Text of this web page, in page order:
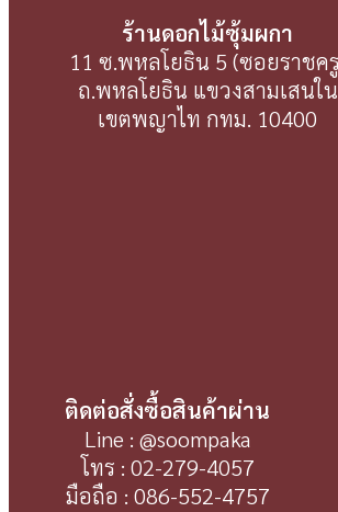
ร้านดอกไม้ซุ้มผกา
11 ซ.พหลโยธิน 5 (ซอยราชค
ถ.พหลโยธิน แขวงสามเสนใน
เขตพญาไท กทม. 10400
ติดต่อสั่งซื้อสินค้าผ่าน
Line : @soompaka
โทร : 02-279-4057
มือถือ : 086-552-4757